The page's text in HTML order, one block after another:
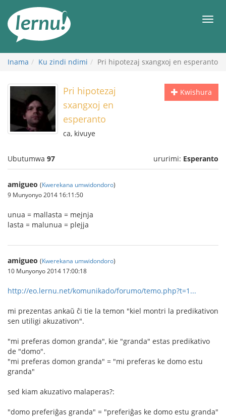
rupapuro
rw'ibirimwo
Inama Ku zindi ndimi Pri hipotezaj sxangxoj en esperanto
Kwishura
Pri hipotezaj
sxangxoj en
esperanto
ca, kivuye
Ubutumwa 97 ururimi: Esperanto
amigueo (Kwerekana umwidondoro)
9 Munyonyo 2014 16:11:50
unua = mallasta = mejnja
lasta = malunua = plejja
amigueo (Kwerekana umwidondoro)
10 Munyonyo 2014 17:00:18
http://eo.lernu.net/komunikado/forumo/temo.php?t=1...
mi prezentas ankaŭ ĉi tie la temon "kiel montri la predikativon
sen utiligi akuzativon".
"mi preferas domon granda", kie "granda" estas predikativo
de "domo".
"mi preferas domon granda" = "mi preferas ke domo estu
granda"
sed kiam akuzativo malaperas?:
"domo preferiĝas granda" = "preferiĝas ke domo estu granda"